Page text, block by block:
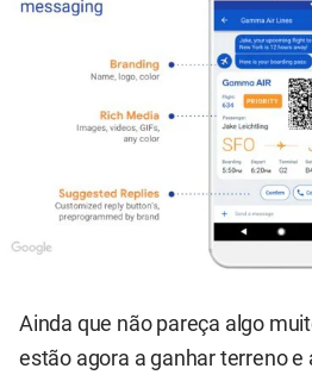
Ainda que não pareça algo
estão agora a ganhar terreno